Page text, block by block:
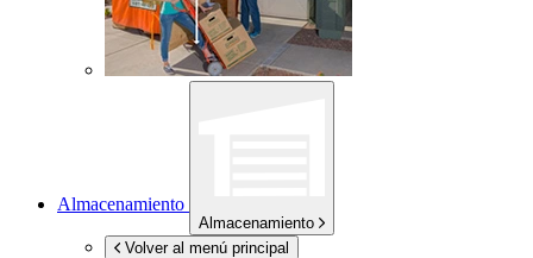
Almacenamiento
Almacenamiento
Volver al menú principal